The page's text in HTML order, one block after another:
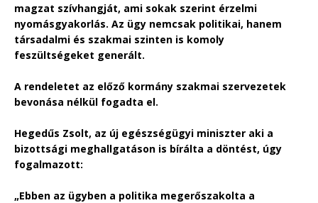
magzat szívhangját, ami sokak szerint érzelmi
nyomásgyakorlás. Az ügy nemcsak politikai, hanem
társadalmi és szakmai szinten is komoly
feszültségeket generált.
A rendeletet az előző kormány szakmai szervezetek
bevonása nélkül fogadta el.
Hegedűs Zsolt, az új egészségügyi miniszter aki a
bizottsági meghallgatáson is bírálta a döntést, úgy
fogalmazott:
„Ebben az ügyben a politika megerőszakolta a